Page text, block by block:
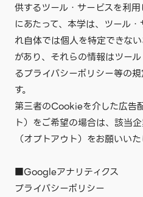
供するツール・サービスを利
にあたって、本学は、ツール
れ自体では個人を特定できな
があり、それらの情報はツー
るプライバシーポリシー等の
す。
第三者のCookieを介した広告
ト）をご希望の場合は、該当
（オプトアウト）をお願いいた
■Googleアナリティクス
プライバシーポリシー